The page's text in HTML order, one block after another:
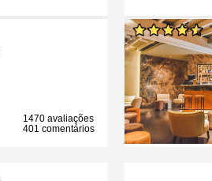
1470 avaliações
401 comentários